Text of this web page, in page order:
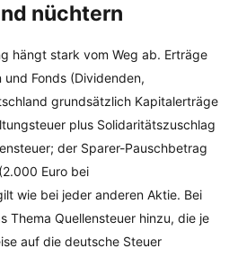
nüchtern
hängt stark vom Weg ab. Erträge
und Fonds (Dividenden,
grundsätzlich Kapitalerträge
plus Solidaritätszuschlag
der Sparer-Pauschbetrag
Euro bei
wie bei jeder anderen Aktie. Bei
Thema Quellensteuer hinzu, die je
auf die deutsche Steuer